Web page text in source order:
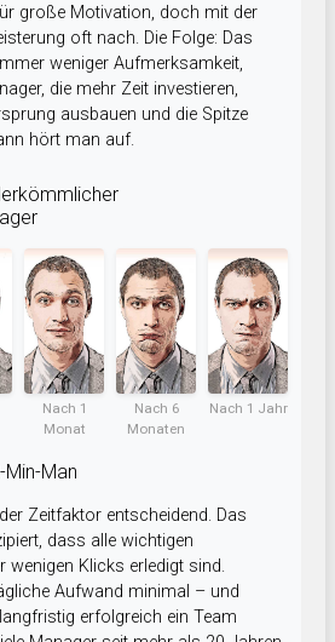
große Motivation, doch mit der
oft nach. Die Folge: Das
weniger Aufmerksamkeit,
die mehr Zeit investieren,
ausbauen und die Spitze
hört man auf.
Nach 1
Monat
Nach 6
Monaten
Nach 1 Jahr
Min-Man
Zeitfaktor entscheidend. Das
dass alle wichtigen
wenigen Klicks erledigt sind.
Aufwand minimal – und
erfolgreich ein Team